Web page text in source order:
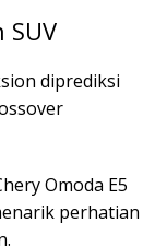
SUV
diprediksi
Omoda E5
perhatian